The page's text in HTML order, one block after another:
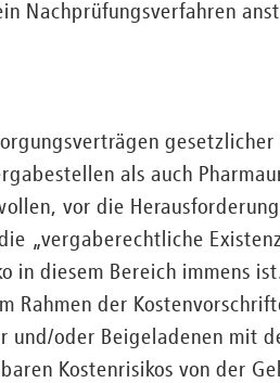
Nachprüfungsverfahren
gesetzlicher
als auch
vor die
„vergaberechtliche
in diesem Bereich immens
Rahmen der
oder Beigeladenen mit
Kostenrisikos von der